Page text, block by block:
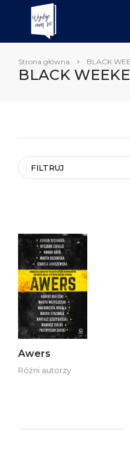
Strona główna BLACK
BLACK
FILTRUJ
Awers
Różni autorzy